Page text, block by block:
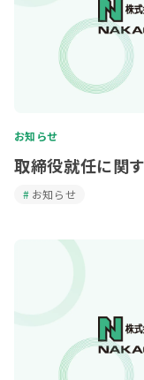
お知らせ
取締役就任に関
お知らせ